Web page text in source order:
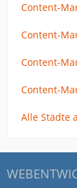
Content-
Content-
Content-
Content-
Alle Städte